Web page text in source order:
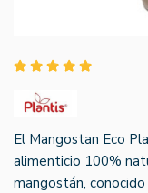
El Mangostan Eco
alimenticio 100%
mangostán,